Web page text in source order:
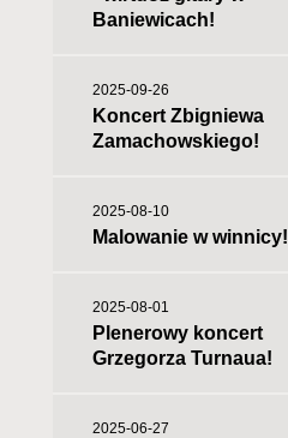
Baniewicach!
2025-09-26
Koncert Zbigniewa
Zamachowskiego!
2025-08-10
Malowanie w winnicy!
2025-08-01
Plenerowy koncert
Grzegorza Turnaua!
2025-06-27